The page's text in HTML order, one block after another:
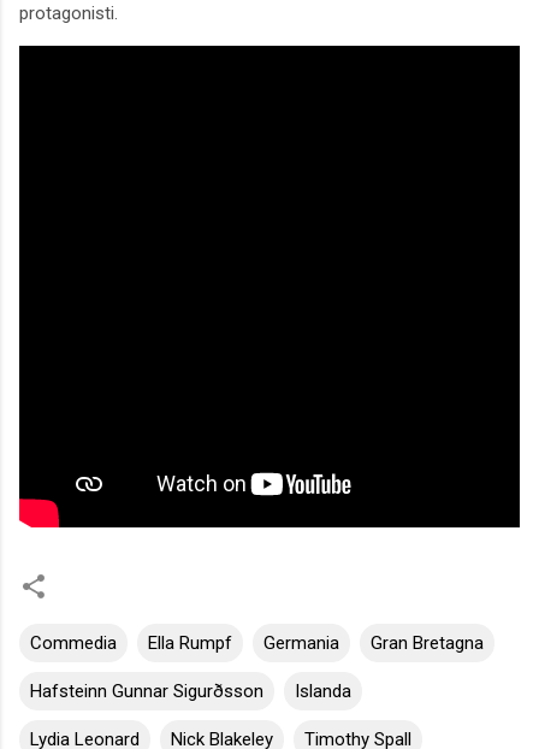
protagonisti.
Commedia Ella Rumpf Germania Gran Bretagna
Hafsteinn Gunnar Sigurðsson Islanda
Lydia Leonard Nick Blakeley Timothy Spall